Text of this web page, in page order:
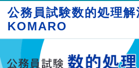
公務員試験数的処理
KOMARO